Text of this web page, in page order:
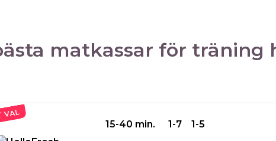
matkassar för träning
VAL 15-40 min. 1-7 1-5